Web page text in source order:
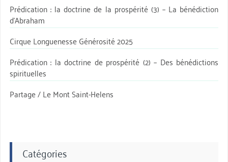
Prédication : la doctrine de la prospérité (3) – La bénédiction
d’Abraham
Cirque Longuenesse Générosité 2025
Prédication : la doctrine de prospérité (2) – Des bénédictions
spirituelles
Partage / Le Mont Saint-Helens
Catégories